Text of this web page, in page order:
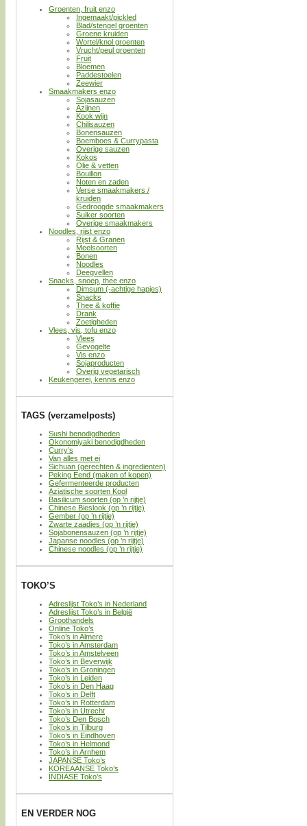
Groenten, fruit enzo
Ingemaakt/pickled
Blad/stengel groenten
Groene kruiden
Wortel/knol groenten
Vrucht/peul groenten
Fruit
Bloemen
Paddestoelen
Zeewier
Smaakmakers enzo
Sojasauzen
Azijnen
Kook wijn
Chilisauzen
Bonensauzen
Boemboes & Currypasta
Overige sauzen
Kokos
Olie & vetten
Bouillon
Noten en zaden
Verse smaakmakers /
kruiden
Gedroogde smaakmakers
Suiker soorten
Overige smaakmakers
Noodles, rijst enzo
Rijst & Granen
Meelsoorten
Bonen
Noodles
Deegvellen
Snacks, snoep, thee enzo
Dimsum (-achtige hapjes)
Snacks
Thee & koffie
Drank
Zoetigheden
Vlees, vis, tofu enzo
Vlees
Gevogelte
Vis enzo
Sojaproducten
Overig vegetarisch
Keukengerei, kennis enzo
TAGS (verzamelposts)
Sushi benodigdheden
Okonomiyaki benodigdheden
Curry’s
Van alles met ei
Sichuan (gerechten & ingredienten)
Peking Eend (maken of kopen)
Gefermenteerde producten
Aziatische soorten Kool
Basilicum soorten (op ’n rijtje)
Chinese Bieslook (op ’n rijtje)
Gember (op ’n rijtje)
Zwarte zaadjes (op ’n rijtje)
Sojabonensauzen (op ’n rijtje)
Japanse noodles (op ’n rijtje)
Chinese noodles (op ’n rijtje)
TOKO’S
Adreslijst Toko’s in Nederland
Adreslijst Toko’s in België
Groothandels
Online Toko’s
Toko’s in Almere
Toko’s in Amsterdam
Toko’s in Amstelveen
Toko’s in Beverwijk
Toko’s in Groningen
Toko’s in Leiden
Toko’s in Den Haag
Toko’s in Delft
Toko’s in Rotterdam
Toko’s in Utrecht
Toko’s Den Bosch
Toko’s in Tilburg
Toko’s in Eindhoven
Toko’s in Helmond
Toko’s in Arnhem
JAPANSE Toko’s
KOREAANSE Toko’s
INDIASE Toko’s
EN VERDER NOG